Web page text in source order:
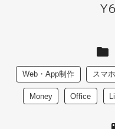
Web・App制作 スマホ
Money Office